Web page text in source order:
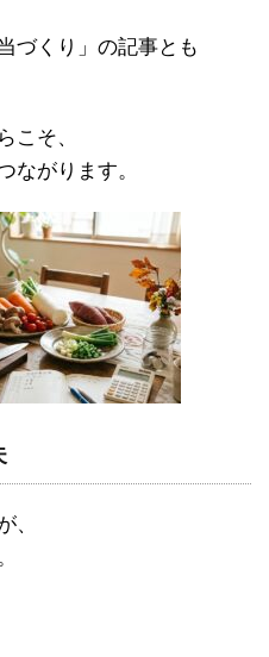
づくり」の記事とも
こそ、
ながります。
、